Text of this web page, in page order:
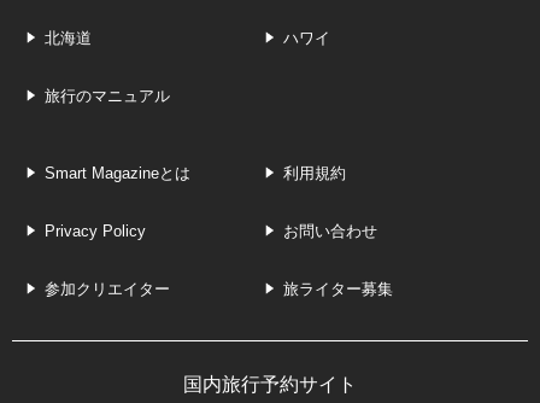
北海道 ハワイ
旅行のマニュアル
Smart Magazineとは 利用規約
Privacy Policy お問い合わせ
参加クリエイター 旅ライター募集
国内旅行予約サイト